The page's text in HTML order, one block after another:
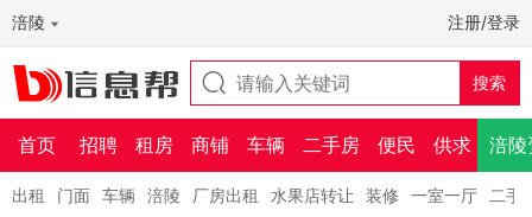
涪陵 注册/登录
首页 招聘 租房 商铺 车辆 二手房 便民 供求 涪陵
出租 门面 车辆 涪陵 厂房出租 水果店转让 装修 一室一厅 二手